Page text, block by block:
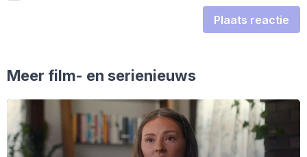
Plaats reactie
Meer film- en serienieuws